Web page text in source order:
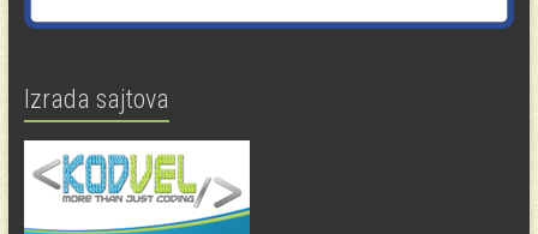
Izrada sajtova